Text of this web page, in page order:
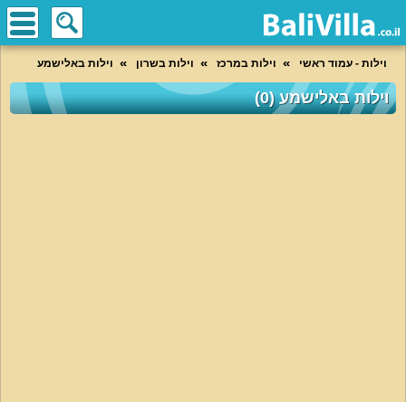
וילות - עמוד ראשי וילות במרכז וילות בשרון וילות באלישמע
וילות באלישמע (0)